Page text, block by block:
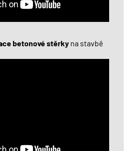
betonové stěrky na stavbě